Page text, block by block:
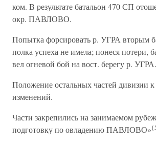
ком. В результате батальон 470 СП
окр. ПАВЛОВО.
Попытка форсировать р. УГРА вторым
полка успеха не имела; понеся потери,
вел огневой бой на вост. берегу р. УГРА.
Положение остальных частей дивизии к
изменений.
Части закрепились на занимаемом
подготовку по овладению ПАВЛОВО»